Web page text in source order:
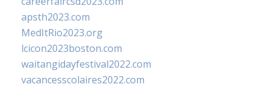
apsth2023.com
MedItRio2023.org
lcicon2023boston.com
waitangidayfestival2022.com
vacancesscolaires2022.com